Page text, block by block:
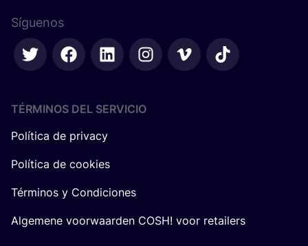
Síguenos
TÉRMINOS DEL SERVICIO
Política de privacy
Política de cookies
Términos y Condiciones
Algemene voorwaarden COSH! voor retailers